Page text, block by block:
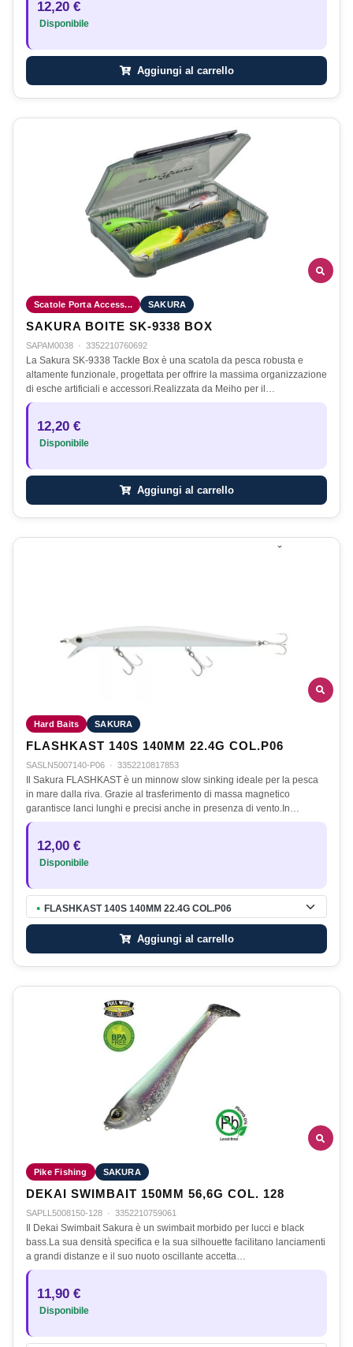
12,20 €
Disponibile
Aggiungi al carrello
Scatole Porta Access... SAKURA
SAKURA BOITE SK-9338 BOX
SAPAM0038 · 3352210760692
La Sakura SK-9338 Tackle Box è una scatola da pesca robusta e
altamente funzionale, progettata per offrire la massima organizzazione
di esche artificiali e accessori.Realizzata da Meiho per il…
12,20 €
Disponibile
Aggiungi al carrello
Hard Baits SAKURA
FLASHKAST 140S 140MM 22.4G COL.P06
SASLN5007140-P06 · 3352210817853
Il Sakura FLASHKAST è un minnow slow sinking ideale per la pesca
in mare dalla riva. Grazie al trasferimento di massa magnetico
garantisce lanci lunghi e precisi anche in presenza di vento.In…
12,00 €
Disponibile
● FLASHKAST 140S 140MM 22.4G COL.P06
Aggiungi al carrello
Pike Fishing SAKURA
DEKAI SWIMBAIT 150MM 56,6G COL. 128
SAPLL5008150-128 · 3352210759061
Il Dekai Swimbait Sakura è un swimbait morbido per lucci e black
bass.La sua densità specifica e la sua silhouette facilitano lanciamenti
a grandi distanze e il suo nuoto oscillante accetta…
11,90 €
Disponibile